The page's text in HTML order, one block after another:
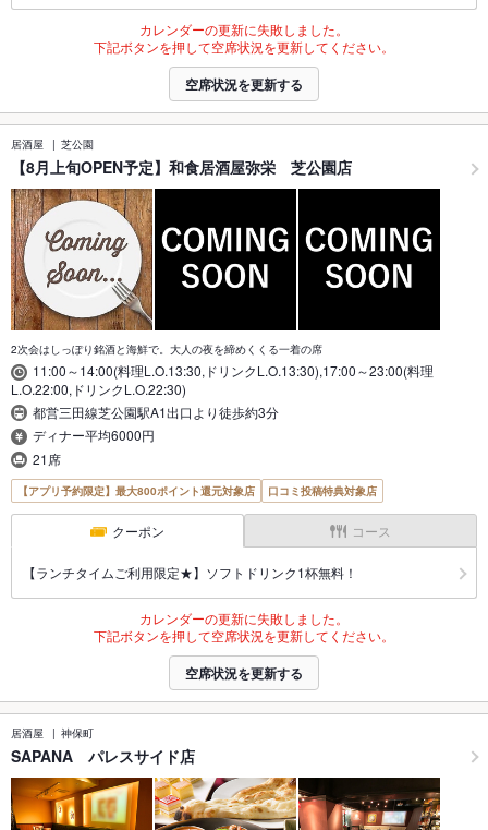
カレンダーの更新に失敗しました。
下記ボタンを押して空席状況を更新してください。
空席状況を更新する
居酒屋 芝公園
【8月上旬OPEN予定】和食居酒屋弥栄 芝公園店
2次会はしっぽり銘酒と海鮮で。大人の夜を締めくくる一着の席
11:00～14:00(料理L.O.13:30,ドリンクL.O.13:30),17:00～23:00(料理
L.O.22:00,ドリンクL.O.22:30)
都営三田線芝公園駅A1出口より徒歩約3分
ディナー平均6000円
21席
【アプリ予約限定】最大800ポイント還元対象店 口コミ投稿特典対象店
クーポン コース
【ランチタイムご利用限定★】ソフトドリンク1杯無料！
カレンダーの更新に失敗しました。
下記ボタンを押して空席状況を更新してください。
空席状況を更新する
居酒屋 神保町
SAPANA パレスサイド店